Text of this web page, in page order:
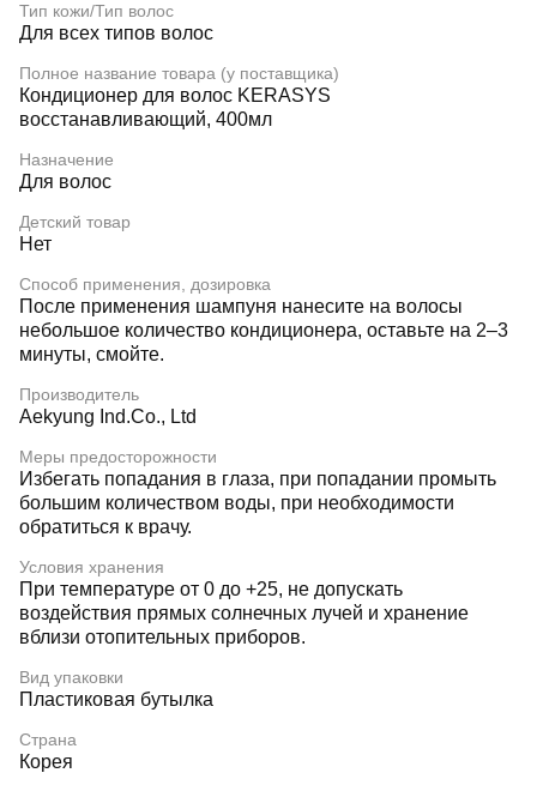
Тип кожи/Тип волос
Для всех типов волос
Полное название товара (у поставщика)
Кондиционер для волос KERASYS
восстанавливающий, 400мл
Назначение
Для волос
Детский товар
Нет
Способ применения, дозировка
После применения шампуня нанесите на волосы
небольшое количество кондиционера, оставьте на 2–3
минуты, смойте.
Производитель
Aekyung Ind.Co., Ltd
Меры предосторожности
Избегать попадания в глаза, при попадании промыть
большим количеством воды, при необходимости
обратиться к врачу.
Условия хранения
При температуре от 0 до +25, не допускать
воздействия прямых солнечных лучей и хранение
вблизи отопительных приборов.
Вид упаковки
Пластиковая бутылка
Страна
Корея